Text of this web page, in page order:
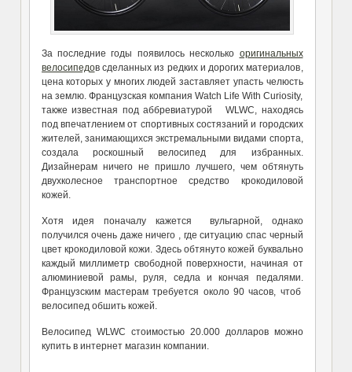
За последние годы появилось несколько оригинальных
велосипедов сделанных из редких и дорогих материалов,
цена которых у многих людей заставляет упасть челюсть
на землю. Французская компания Watch Life With Curiosity,
также известная под аббревиатурой WLWC, находясь
под впечатлением от спортивных состязаний и городских
жителей, занимающихся экстремальными видами спорта,
создала роскошный велосипед для избранных.
Дизайнерам ничего не пришло лучшего, чем обтянуть
двухколесное транспортное средство крокодиловой
кожей.
Хотя идея поначалу кажется вульгарной, однако
получился очень даже ничего , где ситуацию спас черный
цвет крокодиловой кожи. Здесь обтянуто кожей буквально
каждый миллиметр свободной поверхности, начиная от
алюминиевой рамы, руля, седла и кончая педалями.
Французским мастерам требуется около 90 часов, чтоб
велосипед обшить кожей.
Велосипед WLWC стоимостью 20.000 долларов можно
купить в интернет магазин компании.